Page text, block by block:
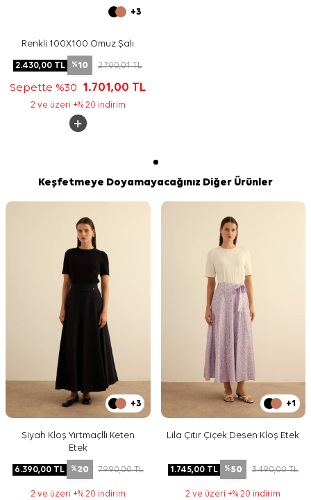
+3
Renkli 100X100 Omuz Şalı
2.430,00 TL %10 2.700,01TL
Sepette %30 1.701,00 TL
2 ve üzeri +% 20 indirim
Keşfetmeye Doyamayacağınız Diğer Ürünler
+3
Siyah Kloş Yırtmaçllı Keten
Etek
6.390,00TL %20 7.990,00TL
2 ve üzeri +% 20 indirim
+1
Lila Çıtır Çiçek Desen Kloş Etek
1.745,00TL %50 3.490,00TL
2 ve üzeri +% 20 indirim